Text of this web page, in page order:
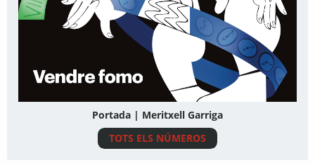
Portada | Meritxell Garriga
TOTS ELS NÚMEROS